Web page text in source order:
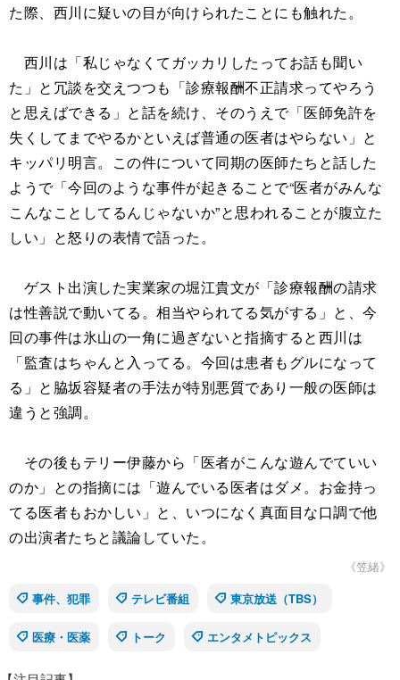
た際、西川に疑いの目が向けられたことにも触れた。
西川は「私じゃなくてガッカリしたってお話も聞い
た」と冗談を交えつつも「診療報酬不正請求ってやろう
と思えばできる」と話を続け、そのうえで「医師免許を
失くしてまでやるかといえば普通の医者はやらない」と
キッパリ明言。この件について同期の医師たちと話した
ようで「今回のような事件が起きることで“医者がみんな
こんなことしてるんじゃないか”と思われることが腹立た
しい」と怒りの表情で語った。
ゲスト出演した実業家の堀江貴文が「診療報酬の請求
は性善説で動いてる。相当やられてる気がする」と、今
回の事件は氷山の一角に過ぎないと指摘すると西川は
「監査はちゃんと入ってる。今回は患者もグルになって
る」と脇坂容疑者の手法が特別悪質であり一般の医師は
違うと強調。
その後もテリー伊藤から「医者がこんな遊んでていい
のか」との指摘には「遊んでいる医者はダメ。お金持っ
てる医者もおかしい」と、いつになく真面目な口調で他
の出演者たちと議論していた。
《笠緒》
事件、犯罪
テレビ番組 東京放送（TBS）
医療・医薬 トーク エンタメトピックス